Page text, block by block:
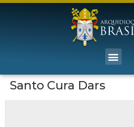
Santo Cura Dars